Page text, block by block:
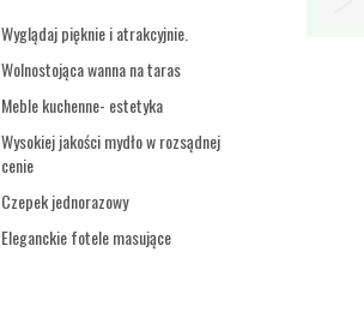
Wyglądaj pięknie i atrakcyjnie.
Wolnostojąca wanna na taras
Meble kuchenne- estetyka
Wysokiej jakości mydło w rozsądnej
cenie
Czepek jednorazowy
Eleganckie fotele masujące